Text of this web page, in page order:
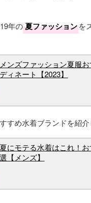
年の夏ファッションを
メンズファッション夏服
ディネート【2023】
すすめ水着ブランドを紹
夏にモテる水着はこれ！
選【メンズ】